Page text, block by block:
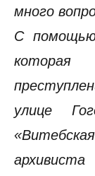
много
С
улице